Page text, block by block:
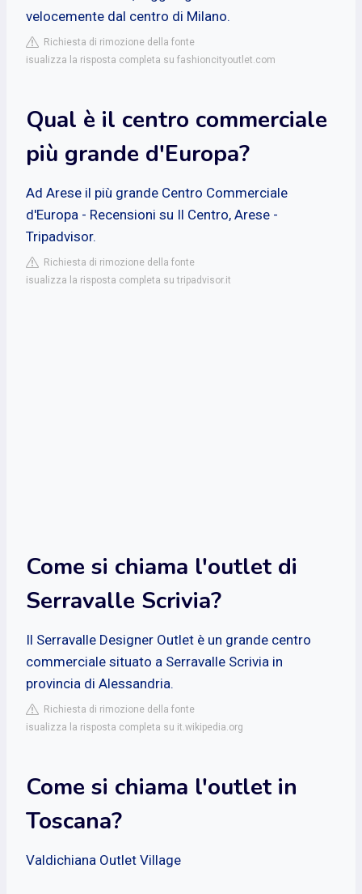
velocemente dal centro di Milano.
Richiesta di rimozione della fonte
isualizza la risposta completa su fashioncityoutlet.com
Qual è il centro commerciale
più grande d'Europa?
Ad Arese il più grande Centro Commerciale
d'Europa - Recensioni su Il Centro, Arese -
Tripadvisor.
Richiesta di rimozione della fonte
isualizza la risposta completa su tripadvisor.it
Come si chiama l'outlet di
Serravalle Scrivia?
Il Serravalle Designer Outlet è un grande centro
commerciale situato a Serravalle Scrivia in
provincia di Alessandria.
Richiesta di rimozione della fonte
isualizza la risposta completa su it.wikipedia.org
Come si chiama l'outlet in
Toscana?
Valdichiana Outlet Village